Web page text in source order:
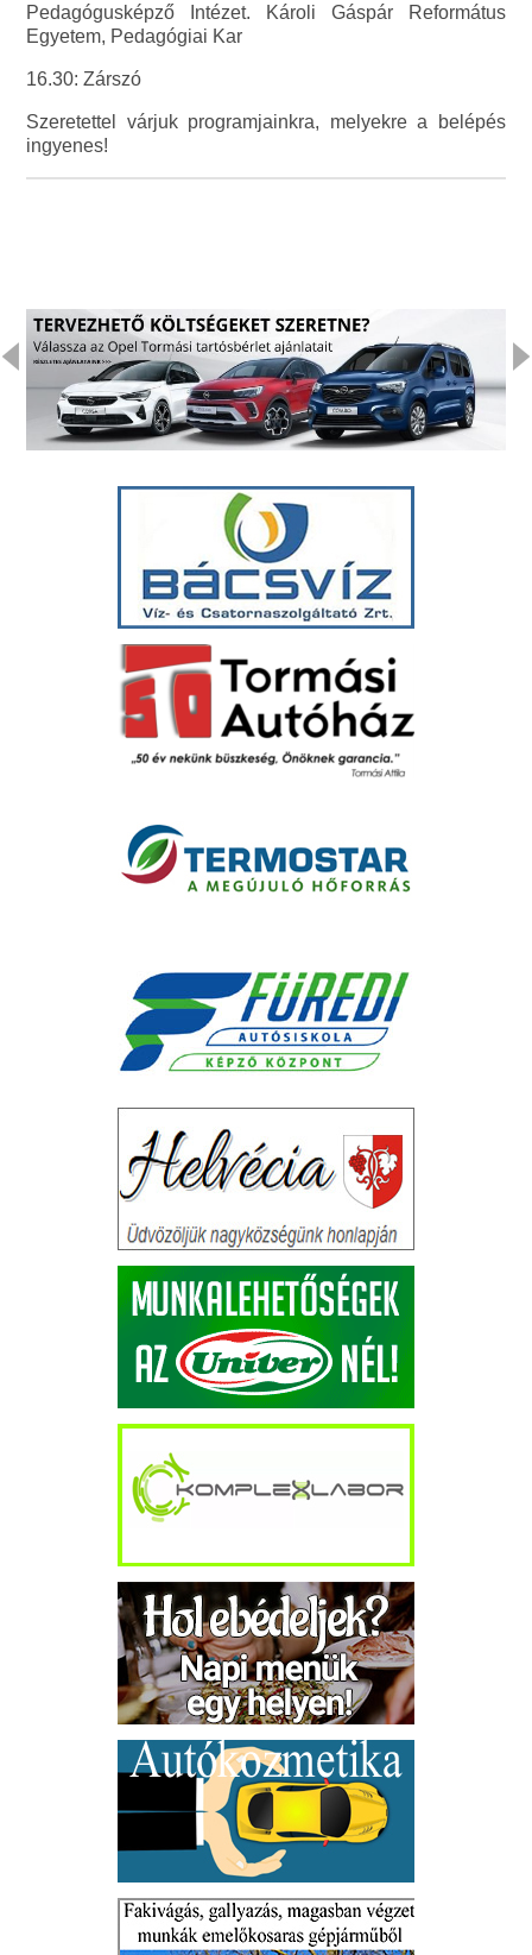
Pedagógusképző Intézet. Károli Gáspár Református
Egyetem, Pedagógiai Kar
16.30: Zárszó
Szeretettel várjuk programjainkra, melyekre a belépés
ingyenes!